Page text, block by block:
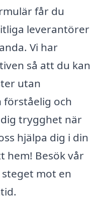
får du
leverantörer
Vi har
så att du kan
utan
förståelig och
trygghet när
hjälpa dig i din
hem! Besök vår
mot en